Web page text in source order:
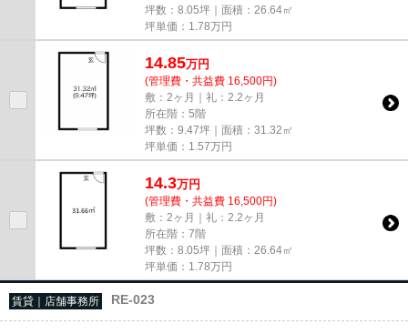
坪数：8.05坪｜面積：26.64㎡
坪単価： 1.78万円
14.85万円
(管理費・共益費 16,500円)
敷：2ヶ月｜礼：2.2ヶ月
所在階：5階
坪数：9.47坪｜面積：31.32㎡
坪単価： 1.57万円
14.3万円
(管理費・共益費 16,500円)
敷：2ヶ月｜礼：2.2ヶ月
所在階：7階
坪数：8.05坪｜面積：26.64㎡
坪単価： 1.78万円
賃貸｜店舗事務所 RE-023